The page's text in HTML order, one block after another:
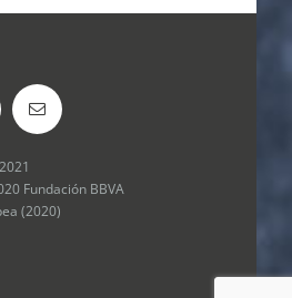
Fundación BBVA
(2020)